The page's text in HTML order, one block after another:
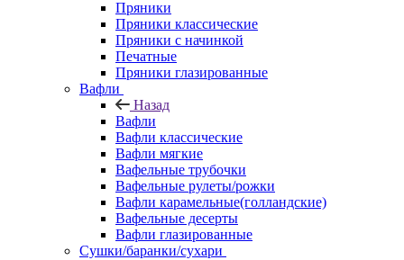
Пряники
Пряники классические
Пряники с начинкой
Печатные
Пряники глазированные
Вафли
Назад
Вафли
Вафли классические
Вафли мягкие
Вафельные трубочки
Вафельные рулеты/рожки
Вафли карамельные(голландские)
Вафельные десерты
Вафли глазированные
Сушки/баранки/сухари